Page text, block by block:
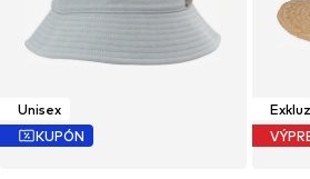
Unisex
KUPÓN